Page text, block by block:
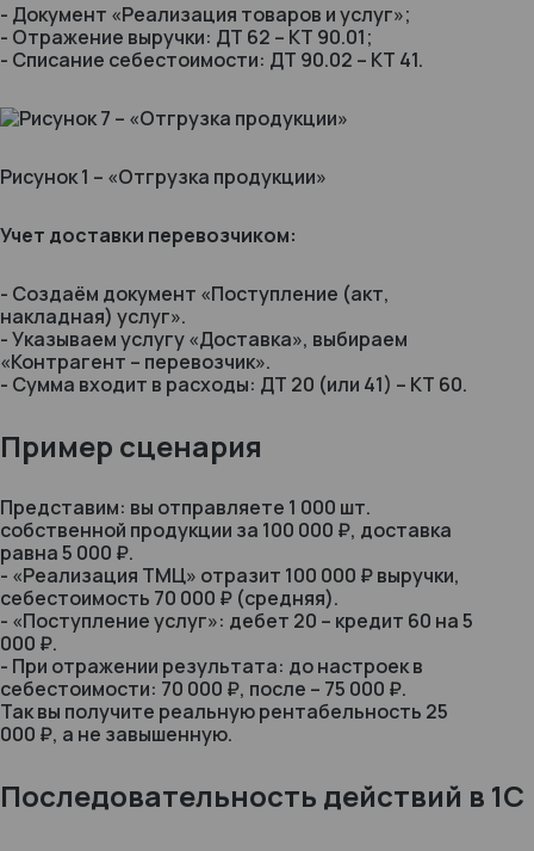
- Документ «Реализация товаров и услуг»;
- Отражение выручки: ДТ 62 – КТ 90.01;
- Списание себестоимости: ДТ 90.02 – КТ 41.
Рисунок 1 – «Отгрузка продукции»
Учет доставки перевозчиком:
- Создаём документ «Поступление (акт,
накладная) услуг».
- Указываем услугу «Доставка», выбираем
«Контрагент – перевозчик».
- Сумма входит в расходы: ДТ 20 (или 41) – КТ 60.
Пример сценария
Представим: вы отправляете 1 000 шт.
собственной продукции за 100 000 ₽, доставка
равна 5 000 ₽.
- «Реализация ТМЦ» отразит 100 000 ₽ выручки,
себестоимость 70 000 ₽ (средняя).
- «Поступление услуг»: дебет 20 – кредит 60 на 5
000 ₽.
- При отражении результата: до настроек в
себестоимости: 70 000 ₽, после – 75 000 ₽.
Так вы получите реальную рентабельность 25
000 ₽, а не завышенную.
Последовательность действий в 1С